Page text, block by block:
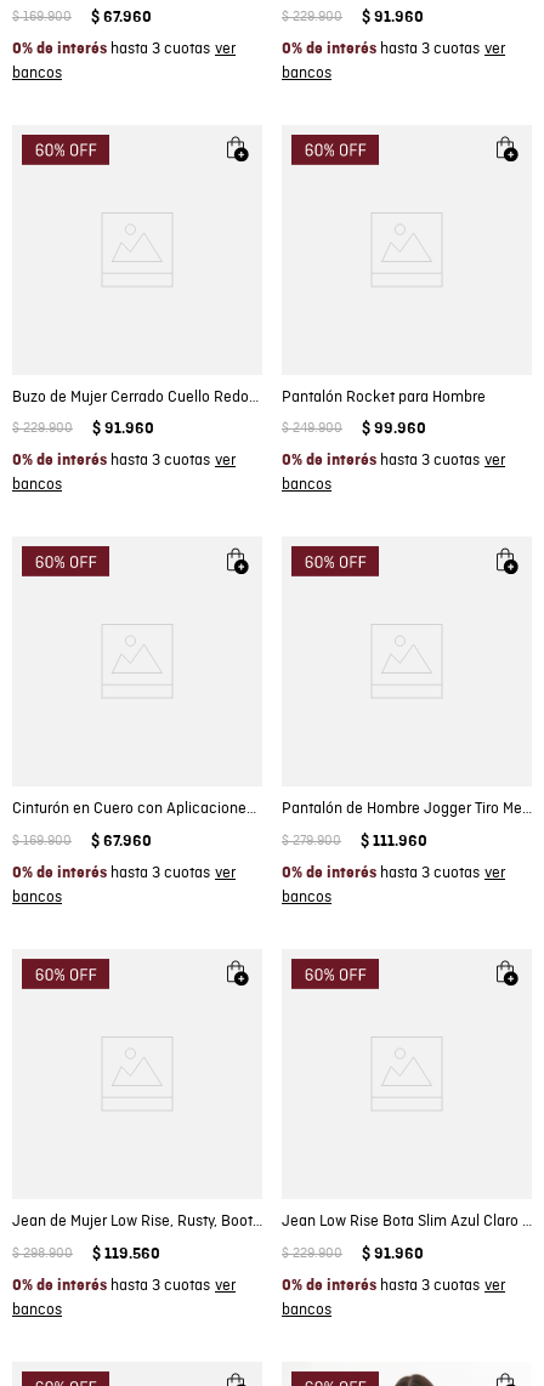
$ 169.900 $ 67.960
0% de interés hasta 3 cuotas
$ 229.900 $ 91.960
0% de interés hasta 3 cuotas
Buzo de Mujer Cerrado Cuello Redondo Detalles en Hombro Texturizada en Mezcla de Algodón
$ 229.900 $ 91.960
0% de interés hasta 3 cuotas
Pantalón Rocket para Hombre
$ 249.900 $ 99.960
0% de interés hasta 3 cuotas
Cinturón en Cuero con Aplicaciones Metálicas para Mujer
$ 169.900 $ 67.960
0% de interés hasta 3 cuotas
Pantalón de Hombre Jogger Tiro Medio con Pretina Elástica Tapas de Bolsillo en Mezcla de Algodón
$ 279.900 $ 111.960
0% de interés hasta 3 cuotas
Jean de Mujer Low Rise, Rusty, Boot Cut - Azul Medio
$ 298.900 $ 119.560
0% de interés hasta 3 cuotas
Jean Low Rise Bota Slim Azul Claro Craquelado para Mujer
$ 229.900 $ 91.960
0% de interés hasta 3 cuotas